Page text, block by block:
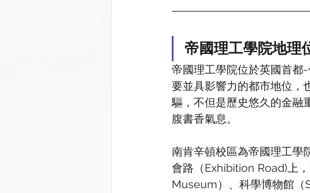
帝國理工學院地理
帝國理工學院位於英國首都
要並具影響力的都市地位，
驅，不但是歷史悠久的金融
腹書香氣息。
南肯辛頓校區為帝國理工學
會路（Exhibition Road)上
Museum）、科學博物館